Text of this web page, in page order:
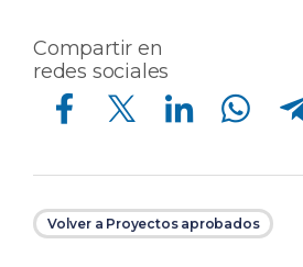
Compartir en
redes sociales
Compartir en Facebook Compartir en Twitter Compartir en Linkedin Compartir en Whatsapp Compartir en Telegram
Volver a Proyectos aprobados